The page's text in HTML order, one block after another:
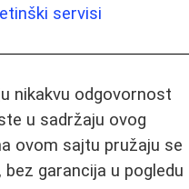
servisi
nikakvu odgovornost
u sadržaju ovog
ovom sajtu pružaju se
bez garancija u pogledu